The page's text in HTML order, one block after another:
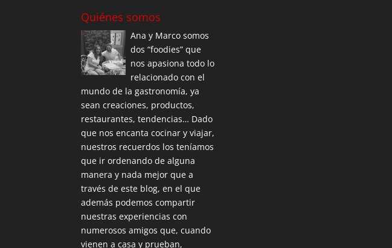
Quiénes somos
Ana y Marco somos
dos “foodies” que
nos apasiona todo lo
relacionado con el
mundo de la gastronomía, ya
sean creaciones, productos,
restaurantes, tendencias… Dado
que nos encanta cocinar y viajar,
nuestros recuerdos los teníamos
que ir ordenando de alguna
manera y nada mejor que a
través de este blog, en el que
además podemos compartir
nuestras experiencias con
numerosos amigos que, cuando
vienen a casa y prueban,